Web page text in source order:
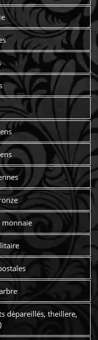
monnaie
dépareillés, theillere,